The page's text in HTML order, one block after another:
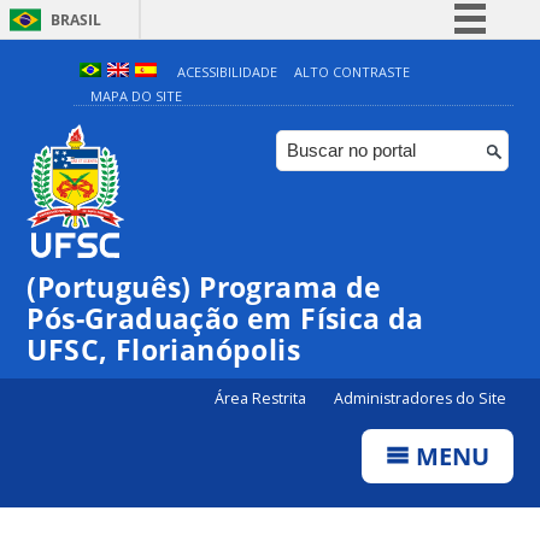
BRASIL
Simplifique!
Comunica BR
Participe
ACESSIBILIDADE
ALTO CONTRASTE
MAPA DO SITE
(Português) Programa de
Pós-Graduação em Física da
UFSC, Florianópolis
Área Restrita Administradores do Site
MENU